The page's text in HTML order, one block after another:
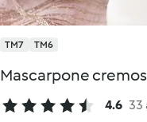
TM7 TM6
Mascarpone
4.6 33